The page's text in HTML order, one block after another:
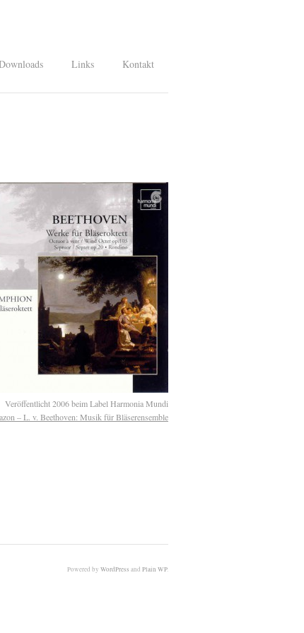
Links Kontakt
Veröffentlicht 2006 beim Label Harmonia Mundi
– L. v. Beethoven: Musik für Bläserensemble
Powered by WordPress and Plain WP.